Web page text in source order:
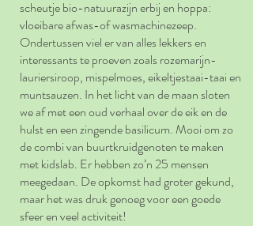
scheutje bio-natuurazijn erbij en hoppa:
vloeibare afwas-of wasmachinezeep.
Ondertussen viel er van alles lekkers en
interessants te proeven zoals rozemarijn-
lauriersiroop, mispelmoes, eikeltjestaai-taai en
muntsauzen. In het licht van de maan sloten
we af met een oud verhaal over de eik en de
hulst en een zingende basilicum. Mooi om zo
de combi van buurtkruidgenoten te maken
met kidslab. Er hebben zo’n 25 mensen
meegedaan. De opkomst had groter gekund,
maar het was druk genoeg voor een goede
sfeer en veel activiteit!